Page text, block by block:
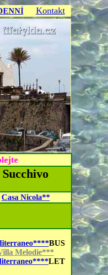
Kontakt
Succhivo
Casa Nicola**
BUS
Melodie***
LET